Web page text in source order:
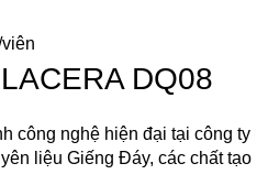
DQ08
công nghệ hiện đại tại công ty
liệu Giếng Đáy, các chất tạo